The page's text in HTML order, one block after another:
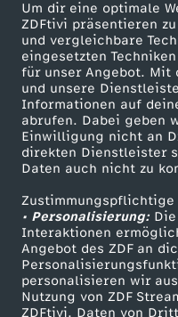
Um dir eine optimale
ZDFtivi präsentieren
und vergleichbare
eingesetzten
für unser Angebot. Mit
und unsere
Informationen auf
abrufen. Dabei geben
Einwilligung nicht an
direkten Dienstleister
Daten auch nicht zu
• Personalisierung:Die
Interaktionen
Angebot des ZDF an
personalisieren wir
Nutzung von ZDF
ZDFtivi. Daten von
-
W
i
e
v
i
e
Mehr ZDF
ZDF-Apps
Smart TV
ZDFtext
Livestreams
Sendungen A-Z
TV-Programm